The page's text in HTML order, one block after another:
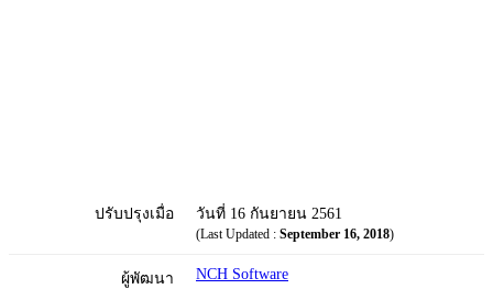
ปรับปรุงเมื่อ วันที่ 16 กันยายน 2561
(Last Updated : September 16, 2018)
ผู้พัฒนา NCH Software